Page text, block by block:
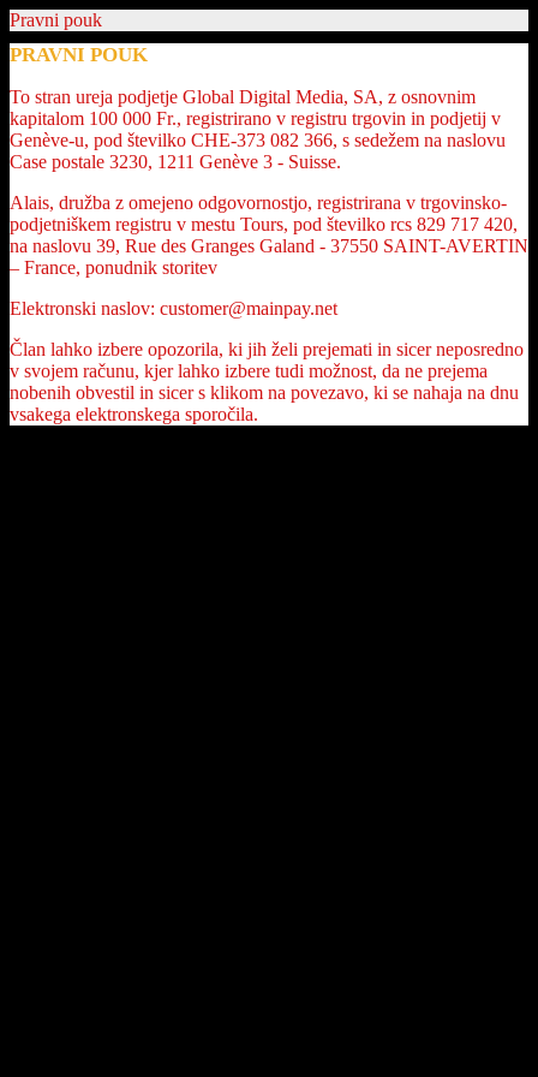
Pravni pouk
PRAVNI POUK
To stran ureja podjetje Global Digital Media, SA, z osnovnim
kapitalom 100 000 Fr., registrirano v registru trgovin in podjetij v
Genève-u, pod številko CHE-373 082 366, s sedežem na naslovu
Case postale 3230, 1211 Genève 3 - Suisse.
Alais, družba z omejeno odgovornostjo, registrirana v trgovinsko-
podjetniškem registru v mestu Tours, pod številko rcs 829 717 420,
na naslovu 39, Rue des Granges Galand - 37550 SAINT-AVERTIN
– France, ponudnik storitev
Elektronski naslov: customer@mainpay.net
Član lahko izbere opozorila, ki jih želi prejemati in sicer neposredno
v svojem računu, kjer lahko izbere tudi možnost, da ne prejema
nobenih obvestil in sicer s klikom na povezavo, ki se nahaja na dnu
vsakega elektronskega sporočila.